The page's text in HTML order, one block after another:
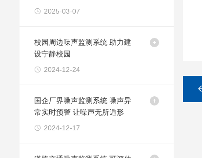
2025-03-07
校园周边噪声监测系统 助力建
设宁静校园
2024-12-24
国企厂界噪声监测系统 噪声异
常实时预警 让噪声无所遁形
2024-12-17